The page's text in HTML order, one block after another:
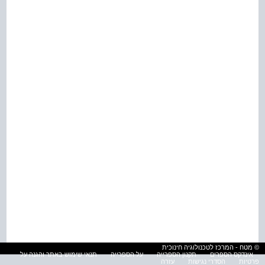
© מטח - המרכז לטכנולוגיה חינוכית
אינדקס הספרים
תקנון הספרייה על הספרייה
תנאי שימוש באתר והגנה על
פרטיות
הסדרי נגישות עזרה